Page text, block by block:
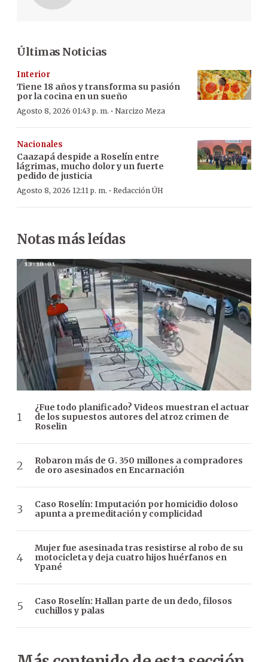
Últimas Noticias
Interior
Tiene 18 años y transforma su pasión
por la cocina en un sueño
Agosto 8, 2026 01:43 p. m. · Narcizo Meza
Nacionales
Caazapá despide a Roselín entre
lágrimas, mucho dolor y un fuerte
pedido de justicia
Agosto 8, 2026 12:11 p. m. · Redacción ÚH
Notas más leídas
¿Fue todo planificado? Videos muestran el actuar
de los supuestos autores del atroz crimen de
Roselin
Robaron más de G. 350 millones a compradores
de oro asesinados en Encarnación
Caso Roselín: Imputación por homicidio doloso
apunta a premeditación y complicidad
Mujer fue asesinada tras resistirse al robo de su
motocicleta y deja cuatro hijos huérfanos en
Ypané
Caso Roselín: Hallan parte de un dedo, filosos
cuchillos y palas